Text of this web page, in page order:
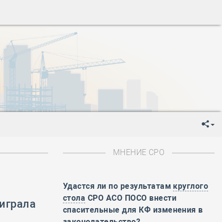
День Государственного флага Российской Федерации
-День знаний
День сотрудника органов внутренних дел РФ
День полного освобождения Ленинграда от фашистской
Весны и Труда
Победы!
День Государственного флага Российской Федерации
День полного освобождения Ленинграда от фашистской
Весны и Труда
МНЕНИЕ СРО
Удастся ли по результатам круглого
стола СРО АСО ПОСО внести
спасительные для КФ изменения в